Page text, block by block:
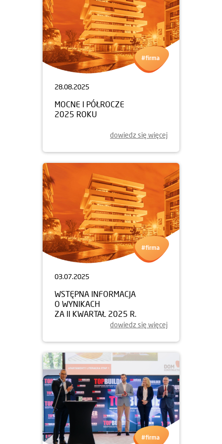
28.08.2025
MOCNE I PÓŁROCZE
2025 ROKU
dowiedz się więcej
03.07.2025
WSTĘPNA INFORMACJA
O WYNIKACH
ZA II KWARTAŁ 2025 R.
dowiedz się więcej